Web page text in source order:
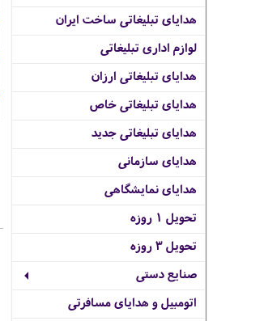
هدایای تبلیغاتی ساخت ایران
لوازم اداری تبلیغاتی
هدایای تبلیغاتی ارزان
هدایای تبلیغاتی خاص
هدایای تبلیغاتی جدید
هدایای سازمانی
هدایای نمایشگاهی
تحویل 1 روزه
تحویل 3 روزه
صنایع دستی
اتومبیل و هدایای مسافرتی